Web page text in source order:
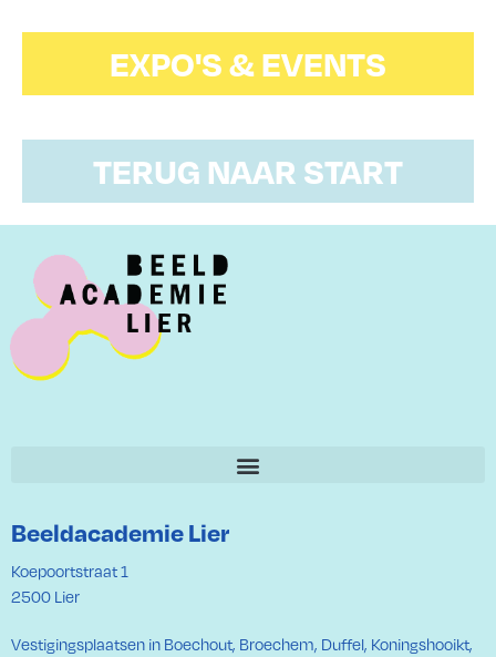
EXPO'S & EVENTS
TERUG NAAR START
Beeldacademie Lier
Koepoortstraat 1
2500 Lier
Vestigingsplaatsen in Boechout, Broechem, Duffel, Koningshooikt,